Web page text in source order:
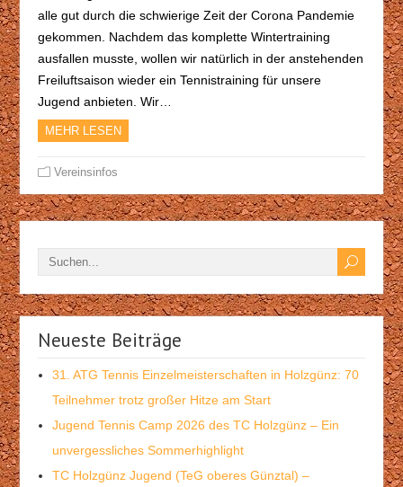
alle gut durch die schwierige Zeit der Corona Pandemie
gekommen. Nachdem das komplette Wintertraining
ausfallen musste, wollen wir natürlich in der anstehenden
Freiluftsaison wieder ein Tennistraining für unsere
Jugend anbieten. Wir…
MEHR LESEN
Vereinsinfos
Neueste Beiträge
31. ATG Tennis Einzelmeisterschaften in Holzgünz: 70
Teilnehmer trotz großer Hitze am Start
Jugend Tennis Camp 2026 des TC Holzgünz – Ein
unvergessliches Sommerhighlight
TC Holzgünz Jugend (TeG oberes Günztal) –